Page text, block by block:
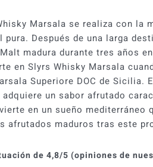
Bavarian
Single
Malt
Marsala
Cask
46%
cantidad
Marsala se realiza con la
pura. Después de una larga
madura durante tres años
en Slyrs Whisky Marsala
Superiore DOC de Sicilia.
adquiere un sabor afrutado
en un sueño mediterráneo
afrutados maduros tras este
de 4,8/5 (opiniones de